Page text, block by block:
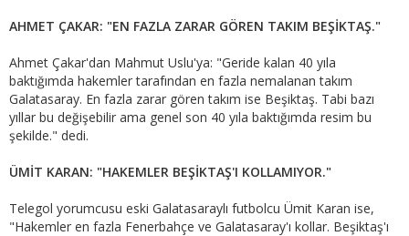
AHMET ÇAKAR: "EN FAZLA ZARAR GÖREN TAKIM BEŞİKTAŞ."
Ahmet Çakar'dan Mahmut Uslu'ya: "Geride kalan 40 yıla
baktığımda hakemler tarafından en fazla nemalanan takım
Galatasaray. En fazla zarar gören takım ise Beşiktaş. Tabi bazı
yıllar bu değişebilir ama genel son 40 yıla baktığımda resim bu
şekilde." dedi.
ÜMİT KARAN: "HAKEMLER BEŞİKTAŞ'I KOLLAMIYOR."
Telegol yorumcusu eski Galatasaraylı futbolcu Ümit Karan ise,
"Hakemler en fazla Fenerbahçe ve Galatasaray'ı kollar. Beşiktaş'ı